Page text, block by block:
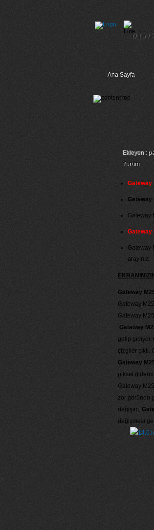
0
Ana Sayfa
Ekleyen :
Yorum
Gateway
Gateway
Gateway
Gateway
Gateway
arayınız.
Gateway
Gateway
Gateway
Gateway
gelip gidiyor,
çizgiler
Gateway
piksel
Gateway
zor görünen
değişim,
değişmesi